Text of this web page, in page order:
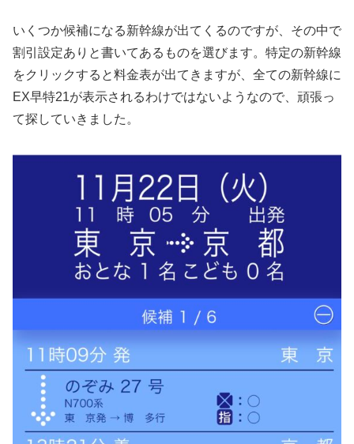
いくつか候補になる新幹線が出てくるのですが、その中で
割引設定ありと書いてあるものを選びます。特定の新幹線
をクリックすると料金表が出てきますが、全ての新幹線に
EX早特21が表示されるわけではないようなので、頑張っ
て探していきました。